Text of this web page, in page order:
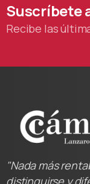
Suscríbete
Recibe las
"Nada más
distinguirse y